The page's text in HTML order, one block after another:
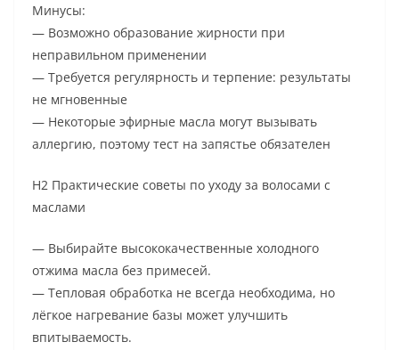
Минусы:
— Возможно образование жирности при
неправильном применении
— Требуется регулярность и терпение: результаты
не мгновенные
— Некоторые эфирные масла могут вызывать
аллергию, поэтому тест на запястье обязателен
H2 Практические советы по уходу за волосами с
маслами
— Выбирайте высококачественные холодного
отжима масла без примесей.
— Тепловая обработка не всегда необходима, но
лёгкое нагревание базы может улучшить
впитываемость.